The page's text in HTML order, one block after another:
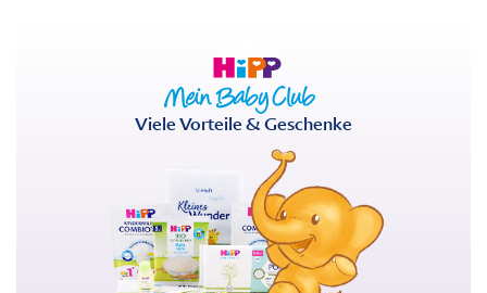
Viele Vorteile & Geschenke